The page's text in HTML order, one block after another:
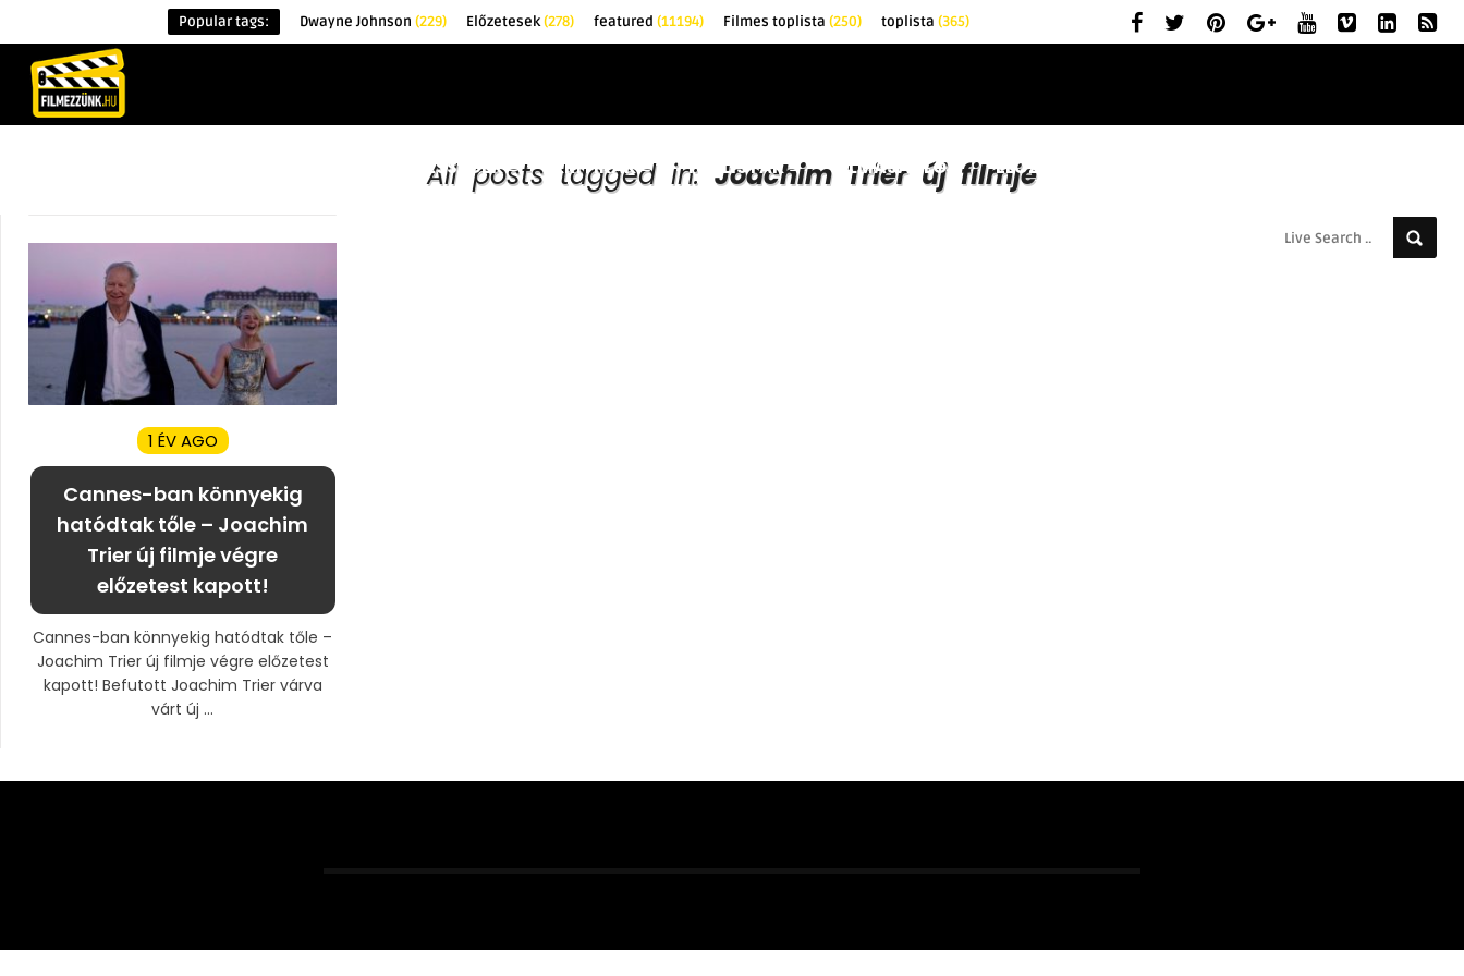
Popular tags: Dwayne Johnson (229) Előzetesek(278) featured (11194) Filmes toplista (250) toplista (365)
ÉRDEKESSÉGEK KRITIKÁK TOPLISTÁK FILMAJÁNLÓ ELŐZETESEK
All posts tagged in: Joachim Trier új filmje
1 ÉV AGO
Cannes-ban könnyekig
hatódtak tőle – Joachim
Trier új filmje végre
előzetest kapott!
Cannes-ban könnyekig hatódtak tőle –
Joachim Trier új filmje végre előzetest
kapott! Befutott Joachim Trier várva
várt új ...